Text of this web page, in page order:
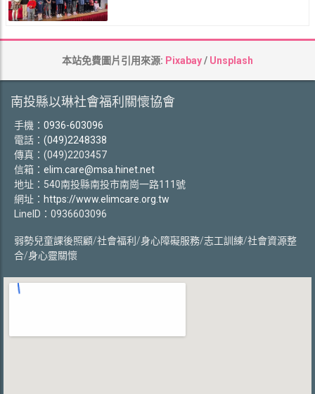
本站免費圖片引用來源: Pixabay/ Unsplash
南投縣以琳社會福利關懷協會
手機： 0936-603096
電話： (049)2248338
傳真：(049)2203457
信箱： elim.care@msa.hinet.net
地址：540南投縣南投市南崗一路111號
網址： https://www.elimcare.org.tw
LineID：0936603096
弱勢兒童課後照顧/社會福利/身心障礙服務/志工訓練/社會資源整
合/身心靈關懷